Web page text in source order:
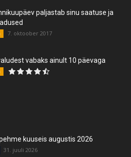
paljastab sinu saatuse ja
7. oktoober 2017
vabaks ainult 10 päevaga
kuuseis augustis 2026
31. juuli 2026